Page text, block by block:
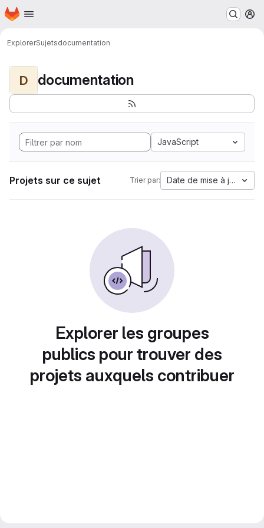
Passer au contenu principal
Page d'accueil
ExplorerSujetsdocumentation
D documentation
JavaScript
Projets sur ce sujet Trier par: Date de mise à jour
Explorer les groupes
publics pour trouver des
projets auxquels contribuer